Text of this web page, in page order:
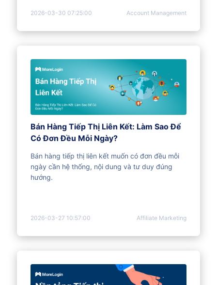
2026-03-30 07:25:00 Account Management
Bán Hàng Tiếp Thị Liên Kết: Làm Sao Để
Có Đơn Đều Mỗi Ngày?
Bán hàng tiếp thị liên kết muốn có đơn đều mỗi
ngày cần hệ thống, nội dung và tư duy đúng
hướng.
2026-03-27 10:57:00 Affiliate Marketing